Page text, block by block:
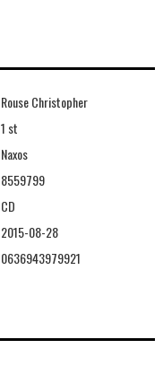
Rouse Christopher
1 st
Naxos
8559799
CD
2015-08-28
0636943979921